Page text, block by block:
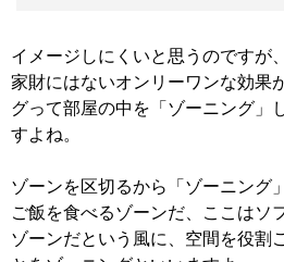
イメージしにくいと思うのですが
家財にはないオンリーワンな効果
グって部屋の中を「ゾーニング」
すよね。
ゾーンを区切るから「ゾーニング
ご飯を食べるゾーンだ、ここはソ
ゾーンだという風に、空間を役割